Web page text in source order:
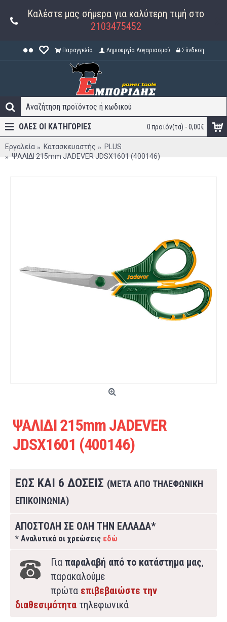
Καλέστε μας σήμερα για καλύτερη τιμή στο
2103475452
Παραγγελία Δημιουργία Λογαριασμού Σύνδεση
0 προϊόν(τα) - 0,00€
ΟΛΕΣ ΟΙ ΚΑΤΗΓΟΡΊΕΣ
Εργαλεία Κατασκευαστής
PLUS
ΨΑΛΙΔΙ 215mm JADEVER JDSX1601 (400146)
ΨΑΛΙΔΙ 215mm JADEVER
JDSX1601 (400146)
ΕΩΣ ΚΑΙ 6 ΔΟΣΕΙΣ (ΜΕΤΑ ΑΠΟ ΤΗΛΕΦΩΝΙΚΗ
ΕΠΙΚΟΙΝΩΝΙΑ)
ΑΠΟΣΤΟΛΗ ΣΕ ΟΛΗ ΤΗΝ ΕΛΛΑΔΑ*
* Αναλυτικά οι χρεώσεις εδώ
Για παραλαβή από το κατάστημα μας,
παρακαλούμε
πρώτα επιβεβαιώστε την
διαθεσιμότητα τηλεφωνικά